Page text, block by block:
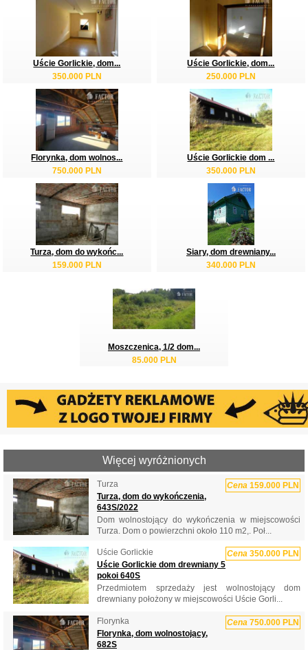
Uście Gorlickie, dom...
350.000 PLN
Uście Gorlickie, dom...
250.000 PLN
Florynka, dom wolnos...
750.000 PLN
Uście Gorlickie dom ...
350.000 PLN
Turza, dom do wykońc...
159.000 PLN
Siary, dom drewniany...
340.000 PLN
Moszczenica, 1/2 dom...
85.000 PLN
Więcej wyróżnionych
Turza Cena 159.000 PLN
Turza, dom do wykończenia,
643S/2022
Dom wolnostojący do wykończenia w miejscowości
Turza. Dom o powierzchni około 110 m2,. Poł...
Uście Gorlickie Cena 350.000 PLN
Uście Gorlickie dom drewniany 5
pokoi 640S
Przedmiotem sprzedaży jest wolnostojący dom
drewniany położony w miejscowości Uście Gorli...
Florynka Cena 750.000 PLN
Florynka, dom wolnostojący,
682S